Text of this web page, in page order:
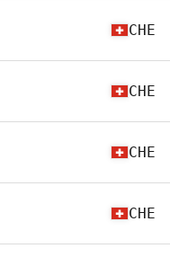
CHE
CHE
CHE
CHE